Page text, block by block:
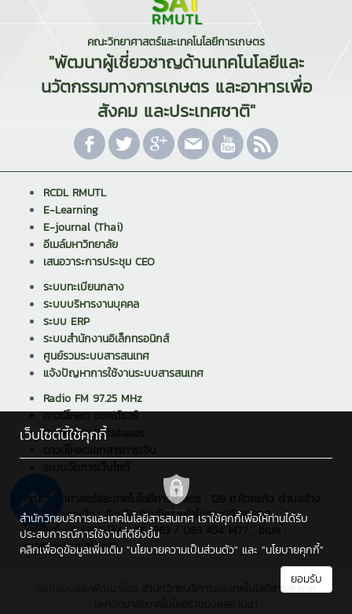
คณะวิทยาศาสตร์และเทคโนโลยีการเกษตร
"พัฒนาผู้เชี่ยวชาญด้านเทคโนโลยีและ
นวัตกรรมทางการเกษตร และอาหารเพื่อ
สังคม และประเทศชาติ"
RCDL RMUTL
E-Learning
E-journal (Thai)
อีเมล์มหาวิทยาลัย
เสนอวาระการประชุม CEO
ระบบทะเบียนกลาง
ระบบบริหารงานบุคคล
ระบบ ERP
ระบบสำนักงานอิเล็กทรอนิกส์
ศูนย์รวมระบบสารสนเทศ
แจ้งปัญหาการใช้งานระบบสารสนเทศ
Radio FM 97.25 MHz
ดาวน์โหลด ซอฟต์แวร์
Reference Databases
คณะวิทยาศาสตร์และเทคโนโลยีการเกษตร : 128 ถ.ห้วยแก้ว ตำบลช้าง
เผือก อำเภอเมือง จังหวัดเชียงใหม่ รหัสไปรษณีย์ 50300
โทรศัพท์ : 0 5392 1444 ต่อ 1363 / 083 454 1477 , อีเมล :
sat@edu.rmutl.ac.th
เว็บไซต์นี้ใช้คุกกี้
สำนักวิทยบริการและเทคโนโลยีสารสนเทศ เราใช้คุกกี้เพื่อให้ท่านได้รับ
ประสบการณ์การใช้งานที่ดียิ่งขึ้น
คลิกเพื่อดูข้อมูลเพิ่มเติม "นโยบายความเป็นส่วนตัว" และ "นโยบายคุกกี้"
ยอมรับ
สำนักวิทยบริการและเทคโนโลยีสารสนเทศ